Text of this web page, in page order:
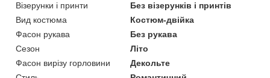
Візерунки і принти
Без візерунків і принтів
Вид костюма
Костюм-двійка
Фасон рукава
Без рукава
Сезон
Літо
Фасон вирізу горловини
Декольте